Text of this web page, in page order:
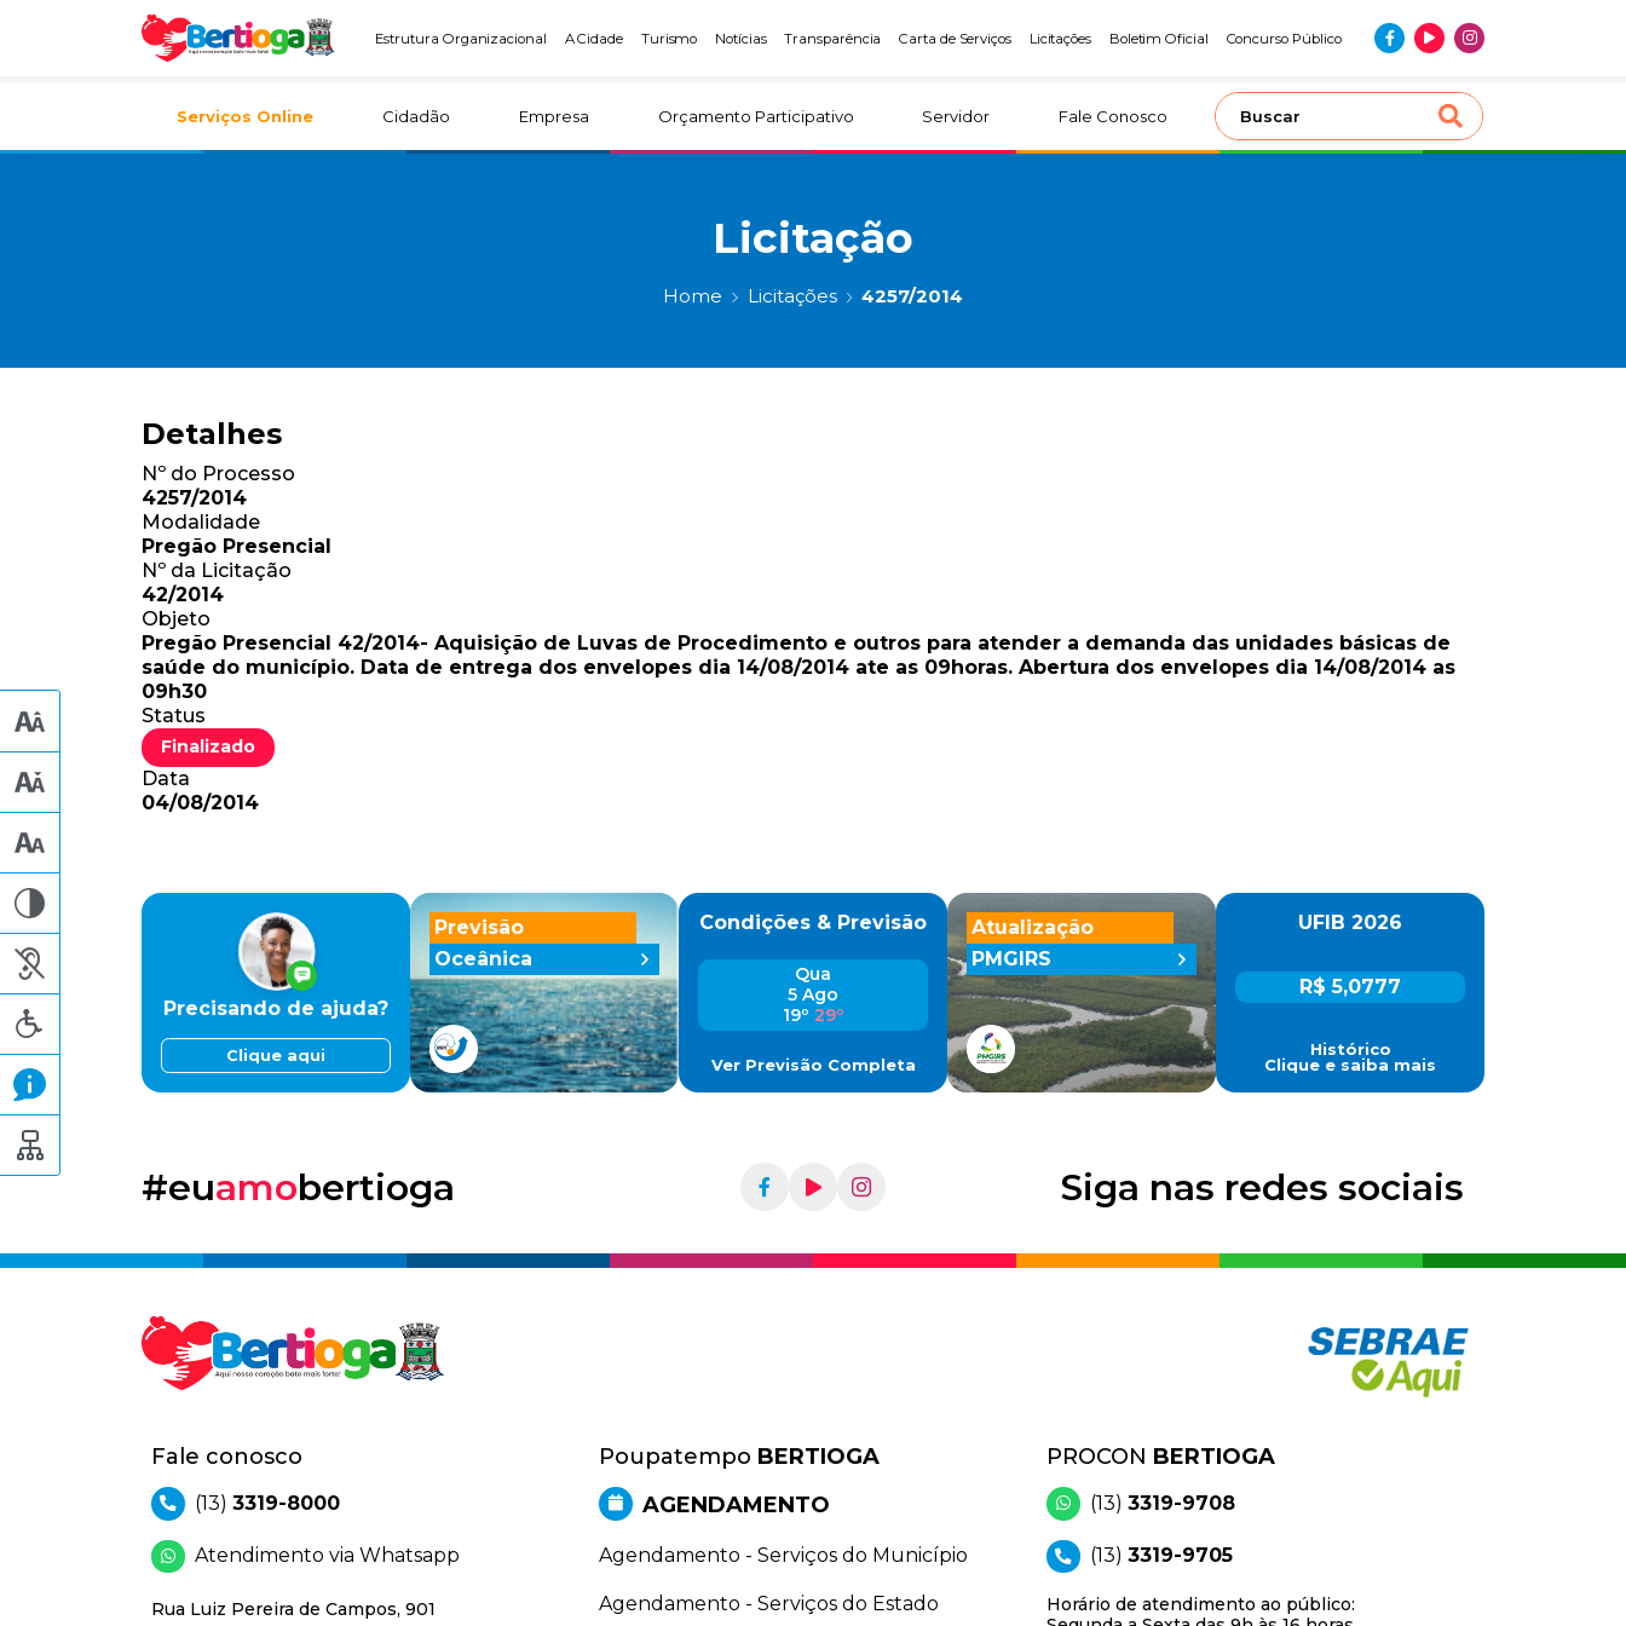
Estrutura Organizacional A Cidade Turismo Notícias Transparência Carta de Serviços Licitações Boletim Oficial Concurso Público
Serviços Online Cidadão Empresa Orçamento Participativo Servidor Fale Conosco
Licitação
Home Licitações 4257/2014
Detalhes
Nº do Processo
4257/2014
Modalidade
Pregão Presencial
Nº da Licitação
42/2014
Objeto
Pregão Presencial 42/2014- Aquisição de Luvas de Procedimento e outros para atender a demanda das unidades básicas de
saúde do município. Data de entrega dos envelopes dia 14/08/2014 ate as 09horas. Abertura dos envelopes dia 14/08/2014 as
09h30
Status
Finalizado
Data
04/08/2014
Previsão
Oceânica
Precisando de ajuda?
Clique aqui
Condições & Previsão
Qua
5 Ago
19º 29º
Ver Previsão Completa
UFIB 2026
R$ 5,0777
Histórico
Clique e saiba mais
Atualização
PMGIRS
#euamobertioga Siga nas redes sociais
Fale conosco
(13) 3319-8000
Atendimento via Whatsapp
Rua Luiz Pereira de Campos, 901
Poupatempo BERTIOGA
AGENDAMENTO
Agendamento - Serviços do Município
Agendamento - Serviços do Estado
PROCON BERTIOGA
(13) 3319-9708
(13) 3319-9705
Horário de atendimento ao público: